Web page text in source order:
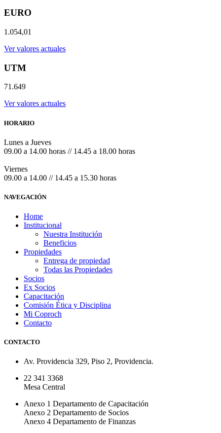
EURO
1.054,01
Ver valores actuales
UTM
71.649
Ver valores actuales
HORARIO
Lunes a Jueves
09.00 a 14.00 horas // 14.45 a 18.00 horas
Viernes
09.00 a 14.00 // 14.45 a 15.30 horas
NAVEGACIÓN
Home
Institucional
Nuestra Institución
Beneficios
Propiedades
Entrega de propiedad
Todas las Propiedades
Socios
Ex Socios
Capacitación
Comisión Ética y Disciplina
Mi Coproch
Contacto
CONTACTO
Av. Providencia 329, Piso 2, Providencia.
22 341 3368
Mesa Central
Anexo 1 Departamento de Capacitación
Anexo 2 Departamento de Socios
Anexo 4 Departamento de Finanzas